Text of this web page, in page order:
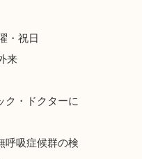
・祝日
来